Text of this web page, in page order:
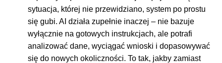
sytuacja, której nie przewidziano, system po prostu
się gubi. AI działa zupełnie inaczej – nie bazuje
wyłącznie na gotowych instrukcjach, ale potrafi
analizować dane, wyciągać wnioski i dopasowywać
się do nowych okoliczności. To tak, jakby zamiast